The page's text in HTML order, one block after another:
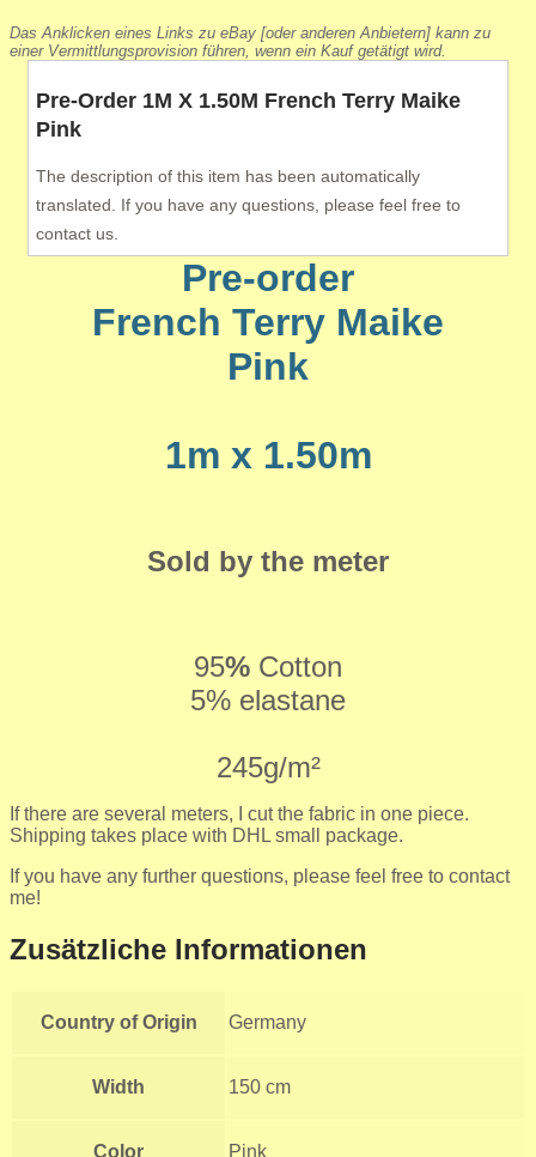
Das Anklicken eines Links zu eBay [oder anderen Anbietern] kann zu
einer Vermittlungsprovision führen, wenn ein Kauf getätigt wird.
Pre-Order 1M X 1.50M French Terry Maike
Pink
The description of this item has been automatically
translated. If you have any questions, please feel free to
contact us.
Pre-order
French Terry Maike
Pink
1m x 1.50m
Sold by the meter
95% Cotton
5% elastane
245g/m²
If there are several meters, I cut the fabric in one piece.
Shipping takes place with DHL small package.
If you have any further questions, please feel free to contact
me!
Zusätzliche Informationen
Country of Origin Germany
Width 150 cm
Color Pink